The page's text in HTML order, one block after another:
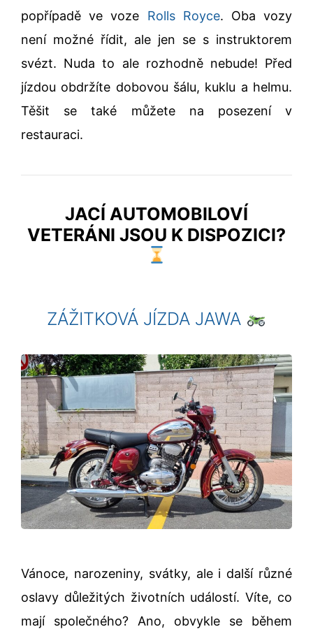
popřípadě ve voze Rolls Royce. Oba vozy
není možné řídit, ale jen se s instruktorem
svézt. Nuda to ale rozhodně nebude! Před
jízdou obdržíte dobovou šálu, kuklu a helmu.
Těšit se také můžete na posezení v
restauraci.
JACÍ AUTOMOBILOVÍ
VETERÁNI JSOU K DISPOZICI?
ZÁŽITKOVÁ JÍZDA JAWA
Vánoce, narozeniny, svátky, ale i další různé
oslavy důležitých životních událostí. Víte, co
mají společného? Ano, obvykle se během